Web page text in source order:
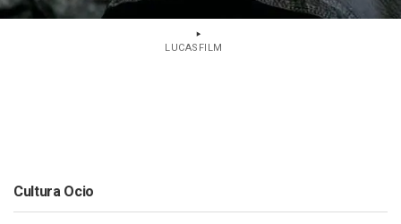
LUCASFILM
Cultura Ocio